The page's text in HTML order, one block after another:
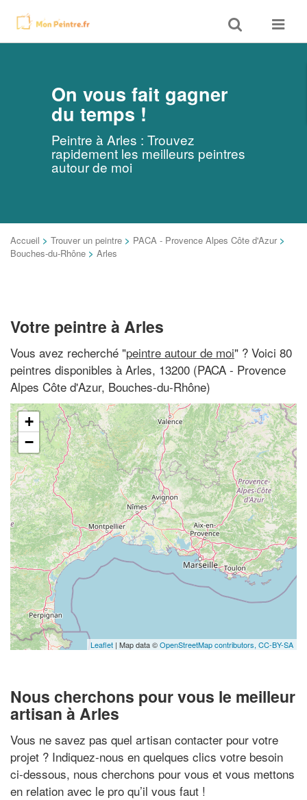
Toggle
search
Toggle
On vous fait gagner
du temps !
Peintre à Arles : Trouvez
rapidement les meilleurs peintres
autour de moi
Accueil > Trouver un peintre > PACA - Provence Alpes Côte d'Azur >
Bouches-du-Rhône > Arles
Votre peintre à Arles
Vous avez recherché "peintre autour de moi" ? Voici 80
peintres disponibles à Arles, 13200 (PACA - Provence
Alpes Côte d'Azur, Bouches-du-Rhône)
+
−
Leaflet | Map data ©OpenStreetMap contributors, CC-BY-SA
Nous cherchons pour vous le meilleur
artisan à Arles
Vous ne savez pas quel artisan contacter pour votre
projet ? Indiquez-nous en quelques clics votre besoin
ci-dessous, nous cherchons pour vous et vous mettons
en relation avec le pro qu’il vous faut !